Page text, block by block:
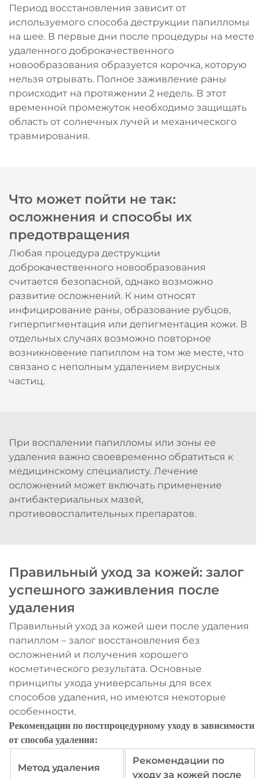
Период восстановления зависит от
используемого способа деструкции папилломы
на шее. В первые дни после процедуры на месте
удаленного доброкачественного
новообразования образуется корочка, которую
нельзя отрывать. Полное заживление раны
происходит на протяжении 2 недель. В этот
временной промежуток необходимо защищать
область от солнечных лучей и механического
травмирования.
Что может пойти не так:
осложнения и способы их
предотвращения
Любая процедура деструкции
доброкачественного новообразования
считается безопасной, однако возможно
развитие осложнений. К ним относят
инфицирование раны, образование рубцов,
гиперпигментация или депигментация кожи. В
отдельных случаях возможно повторное
возникновение папиллом на том же месте, что
связано с неполным удалением вирусных
частиц.
При воспалении папилломы или зоны ее
удаления важно своевременно обратиться к
медицинскому специалисту. Лечение
осложнений может включать применение
антибактериальных мазей,
противовоспалительных препаратов.
Правильный уход за кожей: залог
успешного заживления после
удаления
Правильный уход за кожей шеи после удаления
папиллом – залог восстановления без
осложнений и получения хорошего
косметического результата. Основные
принципы ухода универсальны для всех
способов удаления, но имеются некоторые
особенности.
Рекомендации по постпроцедурному уходу в зависимости
от способа удаления:
Метод удаления
Рекомендации по
уходу за кожей после